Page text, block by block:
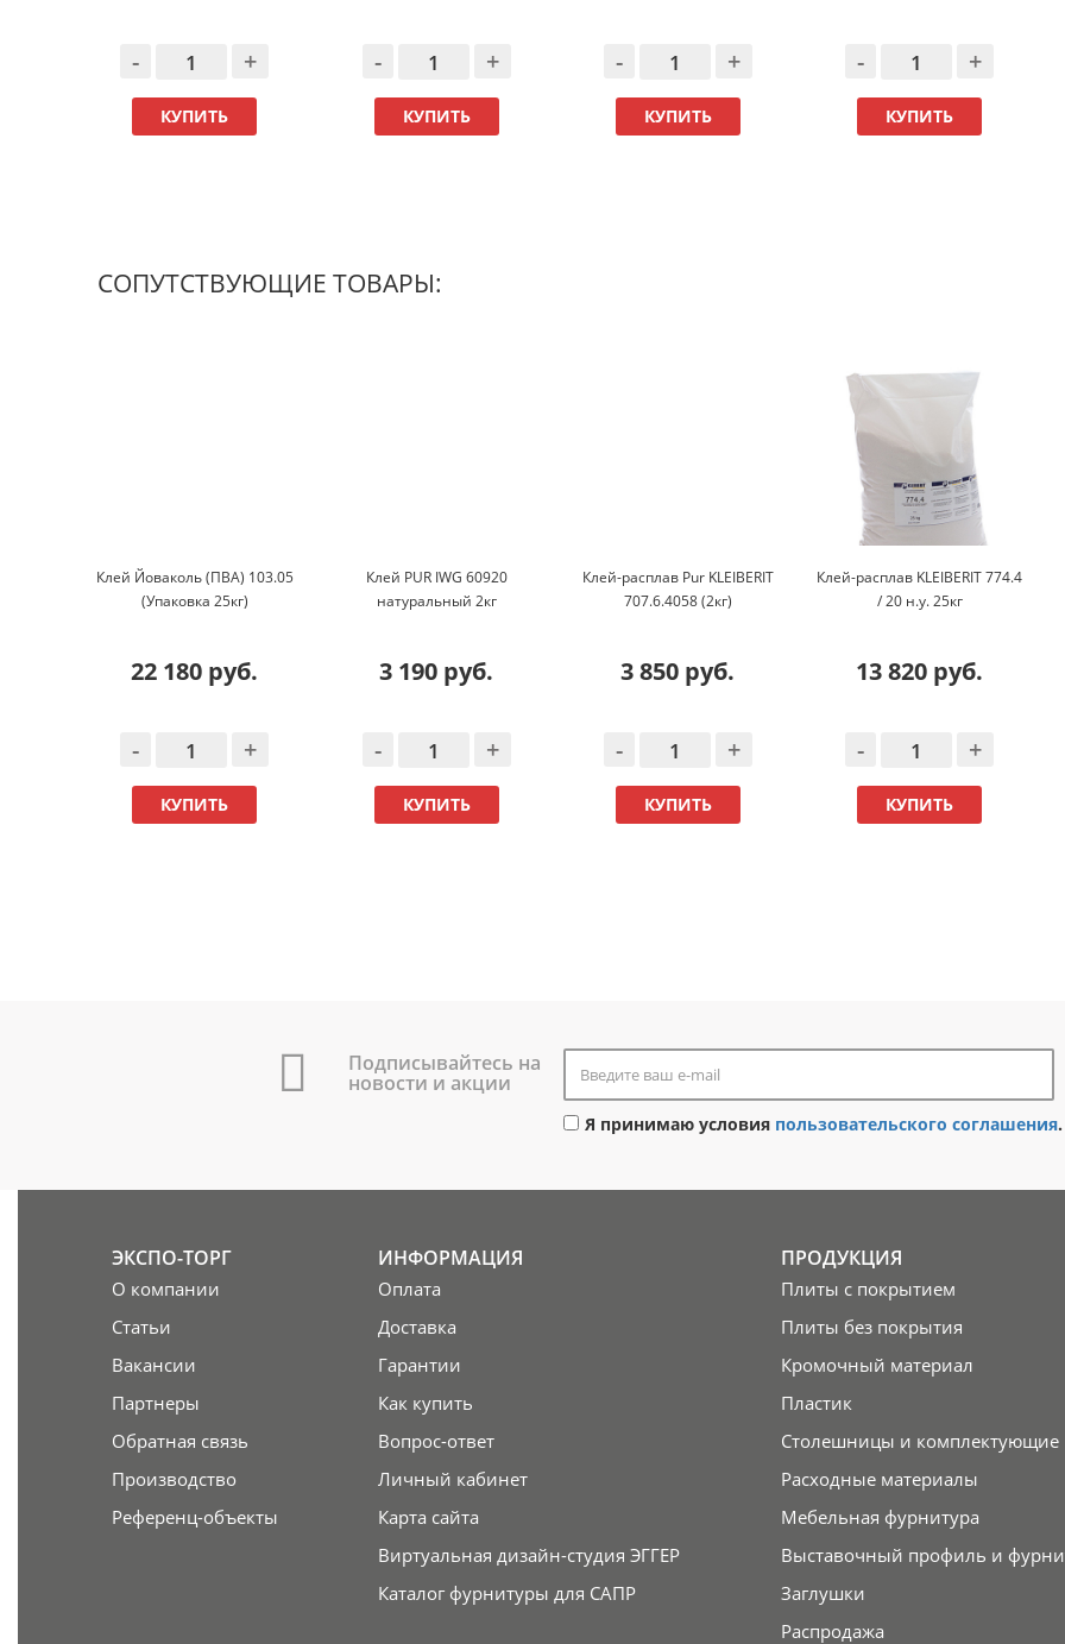
- +
КУПИТЬ
- +
КУПИТЬ
- +
КУПИТЬ
- +
КУПИТЬ
СОПУТСТВУЮЩИЕ ТОВАРЫ:
Клей Йоваколь (ПВА) 103.05
(Упаковка 25кг)
22 180 руб.
- +
КУПИТЬ
Клей PUR IWG 60920
натуральный 2кг
3 190 руб.
- +
КУПИТЬ
Клей-расплав Pur KLEIBERIT
707.6.4058 (2кг)
3 850 руб.
- +
КУПИТЬ
Клей-расплав KLEIBERIT 774.4
/ 20 н.у. 25кг
13 820 руб.
- +
КУПИТЬ
Подписывайтесь на
новости и акции
Я принимаю условия пользовательского соглашения.
ЭКСПО-ТОРГ
О компании
Статьи
Вакансии
Партнеры
Обратная связь
Производство
Референц-объекты
ИНФОРМАЦИЯ
Оплата
Доставка
Гарантии
Как купить
Вопрос-ответ
Личный кабинет
Карта сайта
Виртуальная дизайн-студия ЭГГЕР
Каталог фурнитуры для САПР
ПРОДУКЦИЯ
Плиты с покрытием
Плиты без покрытия
Кромочный материал
Пластик
Столешницы и комплектующие
Расходные материалы
Мебельная фурнитура
Выставочный профиль и
Заглушки
Распродажа